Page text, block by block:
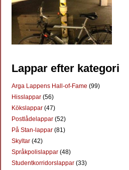
Lappar efter kategori
Arga Lappens Hall-of-Fame (99)
Hisslappar (56)
Kökslappar (47)
Postlådelappar (52)
På Stan-lappar (81)
Skyltar (42)
Språkpolislappar (48)
Studentkorridorslappar (33)